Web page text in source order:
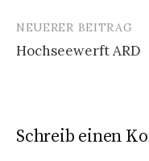
NEUERER BEITRAG
Hochseewerft ARD
Schreib einen